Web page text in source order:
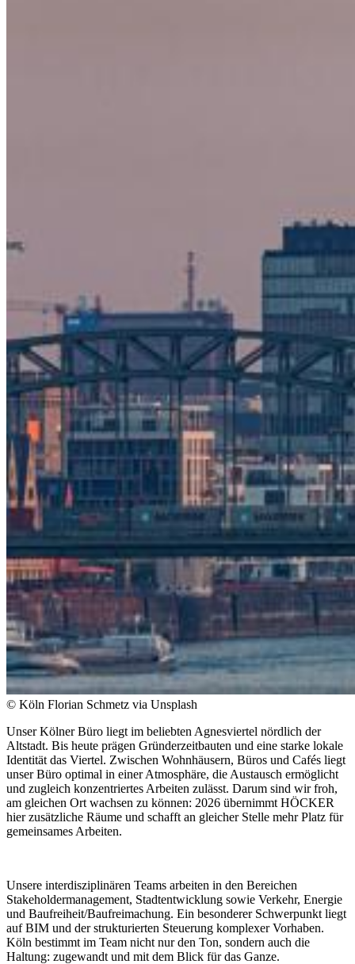
© Köln Florian Schmetz via Unsplash
Unser Kölner Büro liegt im beliebten Agnesviertel nördlich der
Altstadt. Bis heute prägen Gründerzeitbauten und eine starke lokale
Identität das Viertel. Zwischen Wohnhäusern, Büros und Cafés liegt
unser Büro optimal in einer Atmosphäre, die Austausch ermöglicht
und zugleich konzentriertes Arbeiten zulässt. Darum sind wir froh,
am gleichen Ort wachsen zu können: 2026 übernimmt HÖCKER
hier zusätzliche Räume und schafft an gleicher Stelle mehr Platz für
gemeinsames Arbeiten.
Unsere interdisziplinären Teams arbeiten in den Bereichen
Stakeholdermanagement, Stadtentwicklung sowie Verkehr, Energie
und Baufreiheit/Baufreimachung. Ein besonderer Schwerpunkt liegt
auf BIM und der strukturierten Steuerung komplexer Vorhaben.
Köln bestimmt im Team nicht nur den Ton, sondern auch die
Haltung: zugewandt und mit dem Blick für das Ganze.